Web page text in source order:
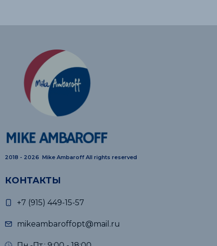
2018 - 2026 Mike Ambaroff All rights reserved
КОНТАКТЫ
+7 (915) 449-15-57
mikeambaroffopt@mail.ru